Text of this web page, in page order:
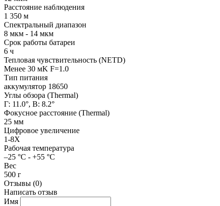
Расстояние наблюдения
1 350 м
Спектральный диапазон
8 мкм - 14 мкм
Срок работы батареи
6 ч
Тепловая чувствительность (NETD)
Менее 30 мK F=1.0
Тип питания
аккумулятор 18650
Углы обзора (Thermal)
Г: 11.0°, В: 8.2°
Фокусное расстояние (Thermal)
25 мм
Цифровое увеличение
1-8X
Рабочая температура
–25 °C - +55 °C
Вес
500 г
Отзывы (0)
Написать отзыв
Имя